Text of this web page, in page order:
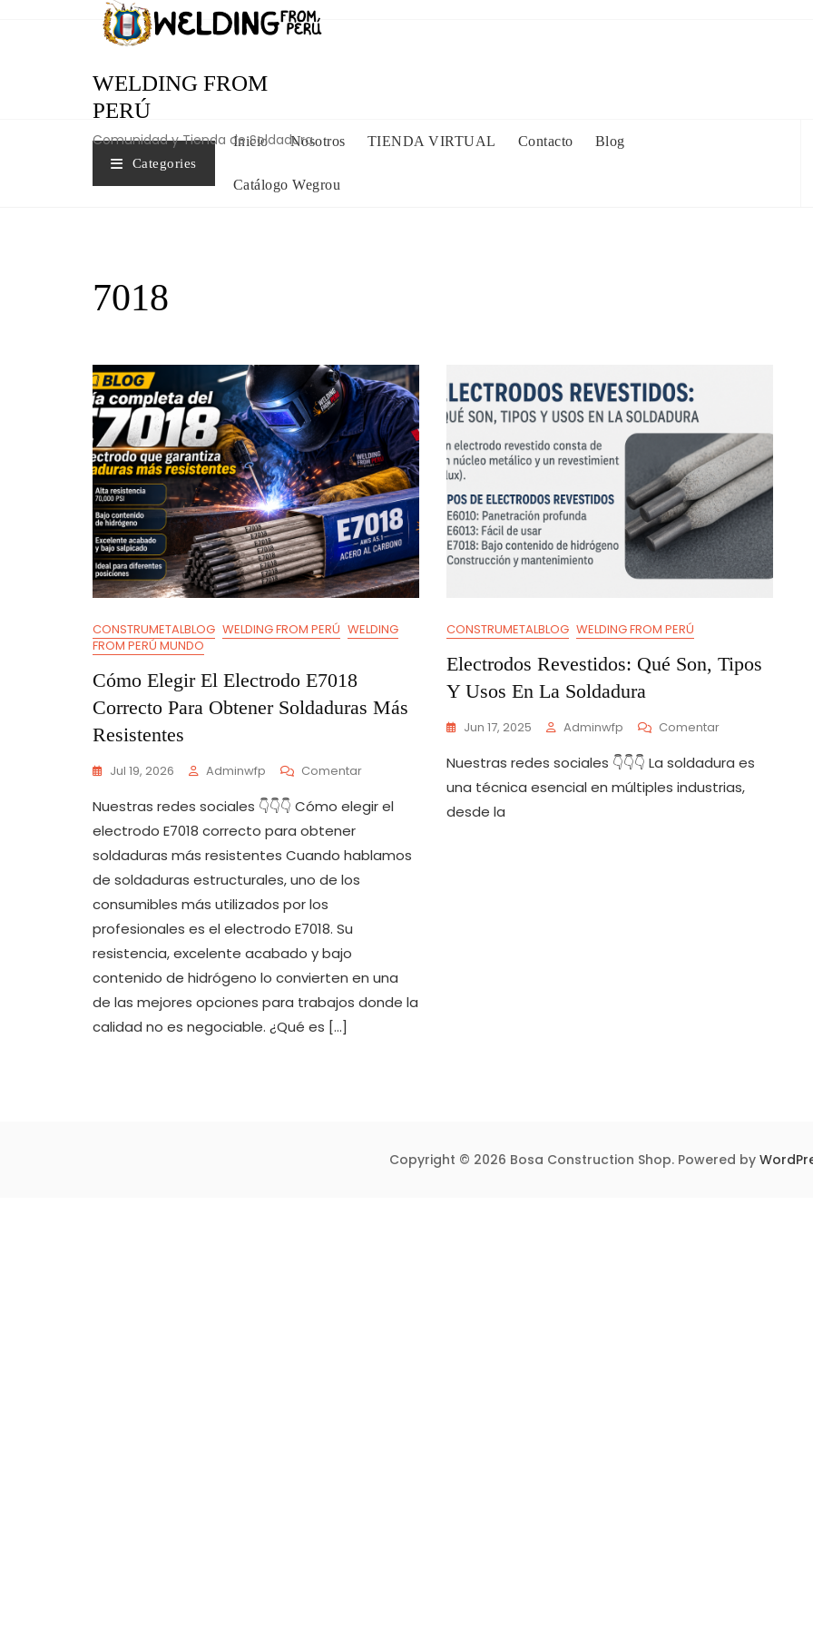
WELDING FROM
PERÚ
Comunidad y Tienda de Soldadura.
Categories
Inicio Nosotros TIENDA VIRTUAL Contacto Blog
Catálogo Wegrou
7018
CONSTRUMETALBLOG WELDING FROM PERÚ WELDING
FROM PERÚ MUNDO
Cómo Elegir El Electrodo E7018
Correcto Para Obtener Soldaduras Más
Resistentes
Jul 19, 2026 Adminwfp ComentarEn
Elegir
E7018
Nuestras redes sociales 👇👇👇 Cómo elegir el
electrodo E7018 correcto para obtener
soldaduras más resistentes Cuando hablamos
de soldaduras estructurales, uno de los
consumibles más utilizados por los
profesionales es el electrodo E7018. Su
resistencia, excelente acabado y bajo
contenido de hidrógeno lo convierten en una
de las mejores opciones para trabajos donde la
calidad no es negociable. ¿Qué es […]
CONSTRUMETALBLOG WELDING FROM PERÚ
Electrodos Revestidos: Qué Son, Tipos
Y Usos En La Soldadura
Jun 17, 2025 Adminwfp ComentarEn
Revestidos:
Qué
Son,
Nuestras redes sociales 👇👇👇 La soldadura es
una técnica esencial en múltiples industrias,
desde la
Copyright © 2026 Bosa Construction Shop. Powered by